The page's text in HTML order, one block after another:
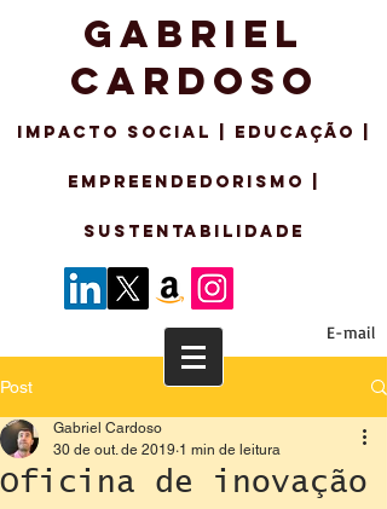
GABRIEL
CARDOSO
IMPACTO SO CIAL | EDUCAÇÃO |
EMPREENDEDORISMo |
sustentabilidade
E-mail
Post
Oficina de inovação
Gabriel Cardoso
30 de out. de 2019 1 min de leitura